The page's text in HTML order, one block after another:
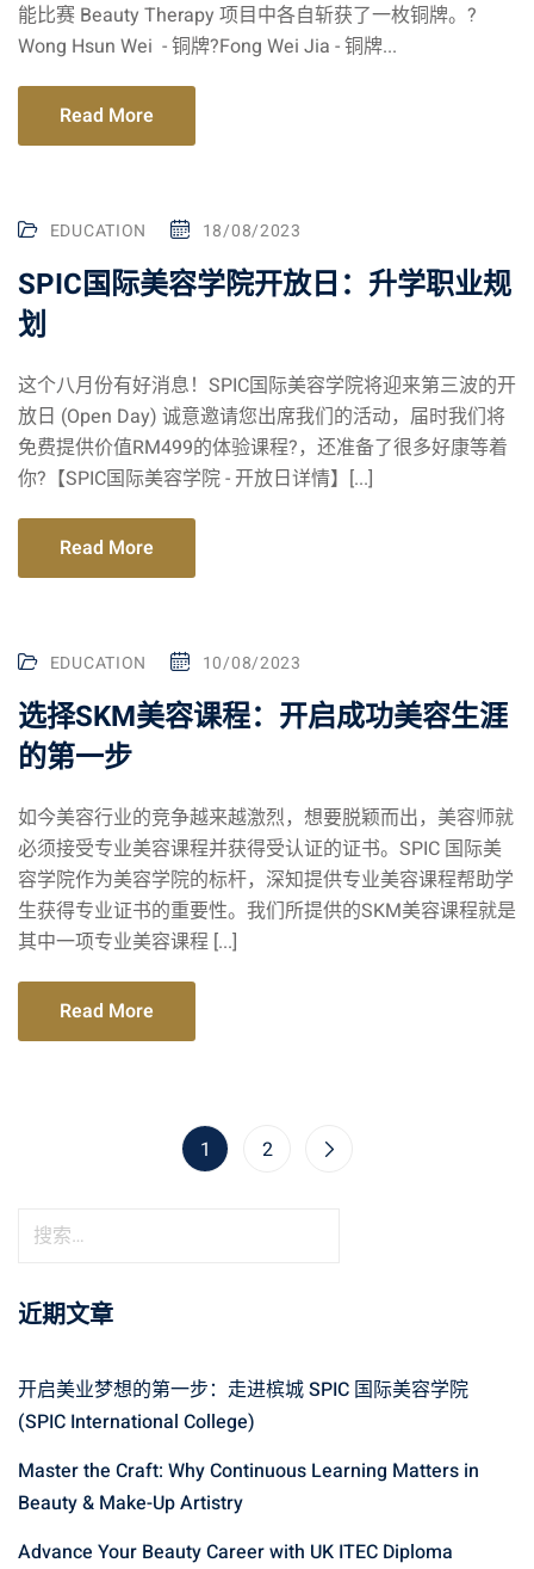
能比赛 Beauty Therapy 项目中各自斩获了一枚铜牌。?
Wong Hsun Wei - 铜牌?Fong Wei Jia - 铜牌...
Read More
EDUCATION 18/08/2023
SPIC国际美容学院开放日：升学职业规
划
这个八月份有好消息！SPIC国际美容学院将迎来第三波的开
放日 (Open Day) 诚意邀请您出席我们的活动，届时我们将
免费提供价值RM499的体验课程?，还准备了很多好康等着
你?【SPIC国际美容学院 - 开放日详情】[...]
Read More
EDUCATION 10/08/2023
选择SKM美容课程：开启成功美容生涯
的第一步
如今美容行业的竞争越来越激烈，想要脱颖而出，美容师就
必须接受专业美容课程并获得受认证的证书。SPIC 国际美
容学院作为美容学院的标杆，深知提供专业美容课程帮助学
生获得专业证书的重要性。我们所提供的SKM美容课程就是
其中一项专业美容课程 [...]
Read More
1 2
近期文章
开启美业梦想的第一步：走进槟城 SPIC 国际美容学院
(SPIC International College)
Master the Craft: Why Continuous Learning Matters in
Beauty & Make-Up Artistry
Advance Your Beauty Career with UK ITEC Diploma